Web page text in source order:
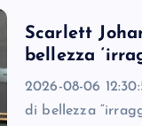
Scarlett
bellezza
2026-08-06
di bellezza